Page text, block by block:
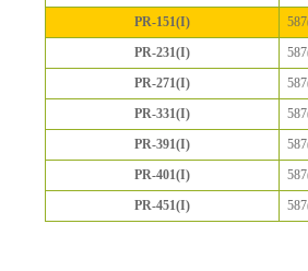
PR-151(I)
PR-231(I)
PR-271(I)
PR-331(I)
PR-391(I)
PR-401(I)
PR-451(I)